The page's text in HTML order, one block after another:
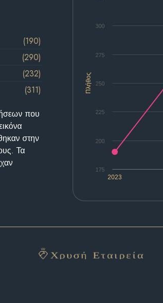
Πλήθος
2023
175
200
225
250
275
300
(190)
(290)
(232)
(311)
που
στην
Τα